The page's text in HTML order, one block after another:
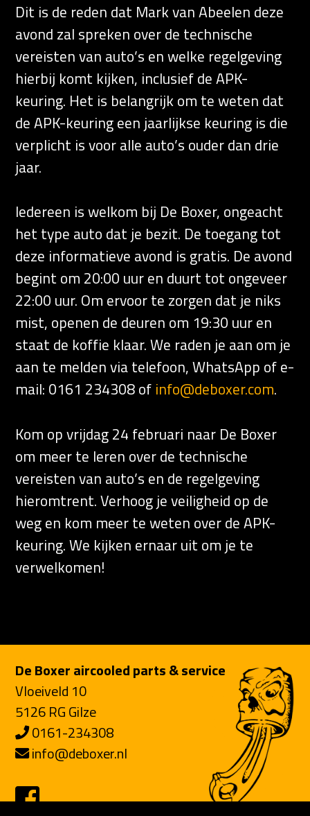
Dit is de reden dat Mark van Abeelen deze
avond zal spreken over de technische
vereisten van auto’s en welke regelgeving
hierbij komt kijken, inclusief de APK-
keuring. Het is belangrijk om te weten dat
de APK-keuring een jaarlijkse keuring is die
verplicht is voor alle auto’s ouder dan drie
jaar.
Iedereen is welkom bij De Boxer, ongeacht
het type auto dat je bezit. De toegang tot
deze informatieve avond is gratis. De avond
begint om 20:00 uur en duurt tot ongeveer
22:00 uur. Om ervoor te zorgen dat je niks
mist, openen de deuren om 19:30 uur en
staat de koffie klaar. We raden je aan om je
aan te melden via telefoon, WhatsApp of e-
mail: 0161 234308 of info@deboxer.com.
Kom op vrijdag 24 februari naar De Boxer
om meer te leren over de technische
vereisten van auto’s en de regelgeving
hieromtrent. Verhoog je veiligheid op de
weg en kom meer te weten over de APK-
keuring. We kijken ernaar uit om je te
verwelkomen!
De Boxer aircooled parts & service
Vloeiveld 10
5126 RG Gilze
0161-234308
info@deboxer.nl